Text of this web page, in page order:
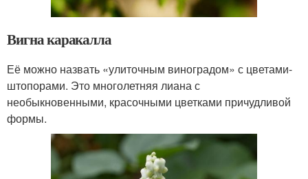
Вигна каракалла
Её можно назвать «улиточным виноградом» с цветами-
штопорами. Это многолетняя лиана с
необыкновенными, красочными цветками причудливой
формы.